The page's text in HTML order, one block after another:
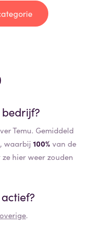
Temu. Gemiddeld
waarbij 100% van de
hier weer zouden
actief?
overige.